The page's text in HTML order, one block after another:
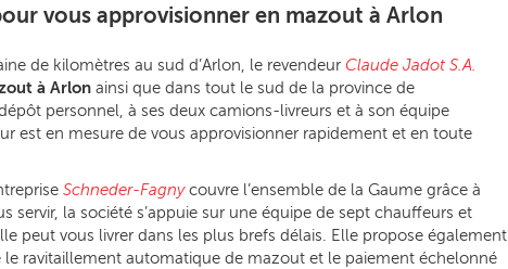
vous approvisionner en mazout à Arlon
de kilomètres au sud d’Arlon, le revendeur Claude Jadot S.A.
à Arlonainsi que dans tout le sud de la province de
personnel, à ses deux camions-livreurs et à son équipe
est en mesure de vous approvisionner rapidement et en toute
Schneder-Fagnycouvre l’ensemble de la Gaume grâce à
servir, la société s’appuie sur une équipe de sept chauffeurs et
peut vous livrer dans les plus brefs délais. Elle propose également
le ravitaillement automatique de mazout et le paiement échelonné